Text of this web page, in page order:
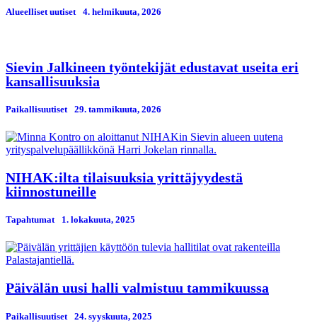
Alueelliset uutiset 4. helmikuuta, 2026
Sievin Jalkineen työntekijät edustavat useita eri
kansallisuuksia
Paikallisuutiset 29. tammikuuta, 2026
NIHAK:ilta tilaisuuksia yrittäjyydestä
kiinnostuneille
Tapahtumat 1. lokakuuta, 2025
Päivälän uusi halli valmistuu tammikuussa
Paikallisuutiset 24. syyskuuta, 2025